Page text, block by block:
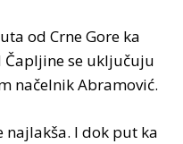
od Crne Gore ka
Čapljine se uključuju
načelnik Abramović.
najlakša. I dok put ka